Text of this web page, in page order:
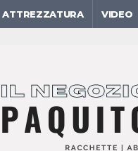
ATTREZZATURA VIDEO